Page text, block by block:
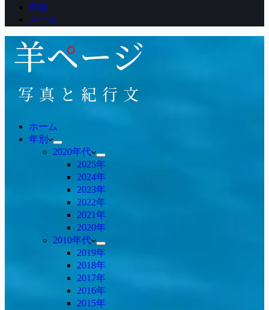
作者
メール
ホーム
年別
2020年代
2025年
2024年
2023年
2022年
2021年
2020年
2010年代
2019年
2018年
2017年
2016年
2015年